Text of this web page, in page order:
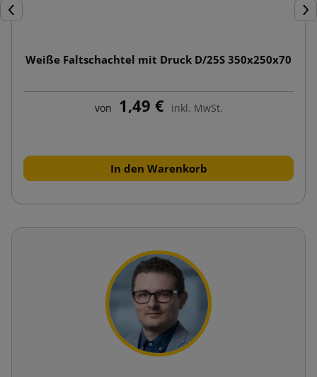
Zurück
Weiße Faltschachtel mit Druck D/25S 350x250x70
von 1,49 € inkl. MwSt.
In den Warenkorb